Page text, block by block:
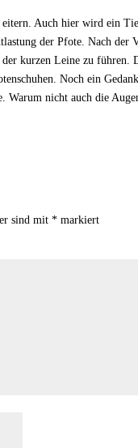
Auch hier wird ein
der Pfote. Nach der
kurzen Leine zu führen.
Noch ein
nicht auch die
sind mit * markiert